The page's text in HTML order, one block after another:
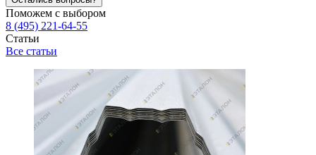
Поможем с выбором
8 (495) 221-64-55
Статьи
Все статьи